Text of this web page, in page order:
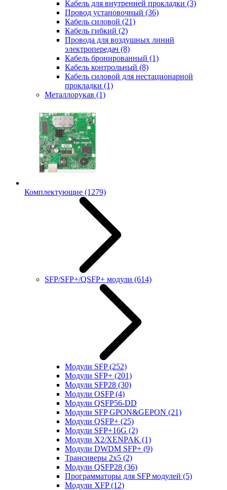
Кабель для внутренней прокладки (3)
Провод установочный (36)
Кабель силовой (21)
Кабель гибкий (2)
Провода для воздушных линий
электропередач (8)
Кабель бронированный (1)
Кабель контрольный (8)
Кабель силовой для нестационарной
прокладки (1)
Металлорукав (1)
Комплектующие (1279)
SFP/SFP+/QSFP+ модули (614)
Модули SFP(252)
Модули SFP+ (201)
Модули SFP28 (30)
Модули OSFP(4)
Модули QSFP56-DD
Модули SFP GPON&GEPON (21)
Модули QSFP+ (25)
Модули SFP+16G (2)
Модули X2/XENPAK (1)
Модули DWDM SFP+ (9)
Трансиверы 2x5 (2)
Модули QSFP28 (36)
Программаторы для SFP модулей (5)
Модули XFP(12)